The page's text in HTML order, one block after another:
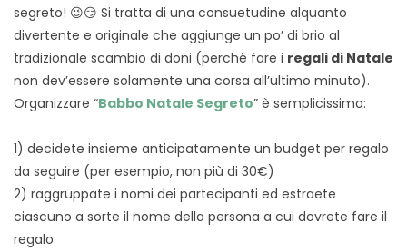
segreto! 😉😏 Si tratta di una consuetudine alquanto
divertente e originale che aggiunge un po’ di brio al
tradizionale scambio di doni (perché fare i regali di Natale
non dev’essere solamente una corsa all’ultimo minuto).
Organizzare “Babbo Natale Segreto” è semplicissimo:
1) decidete insieme anticipatamente un budget per regalo
da seguire (per esempio, non più di 30€)
2) raggruppate i nomi dei partecipanti ed estraete
ciascuno a sorte il nome della persona a cui dovrete fare il
regalo